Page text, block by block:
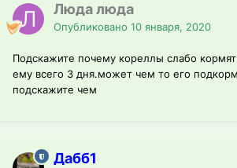
Люда люда
Опубликовано 10 января, 2020
Подскажите почему кореллы слабо
ему всего 3 дня.может чем то его
подскажите чем
Дабб1